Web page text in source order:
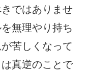
ではありませ
無理やり持ち
苦しくなって
真逆のことで